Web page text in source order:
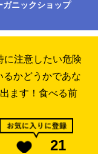
ニックショップ
に注意したい危険
かどうかであな
ます！食べる前
21